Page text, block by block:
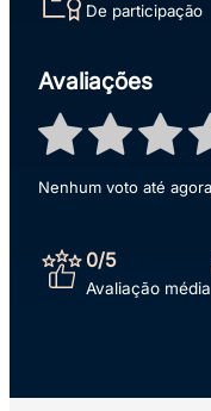
De participação
Avaliações
Nenhum voto até
0/5
Avaliação média